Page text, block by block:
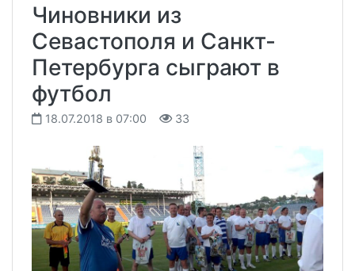
Чиновники из
Севастополя и Санкт-
Петербурга сыграют в
футбол
18.07.2018 в 07:00 33